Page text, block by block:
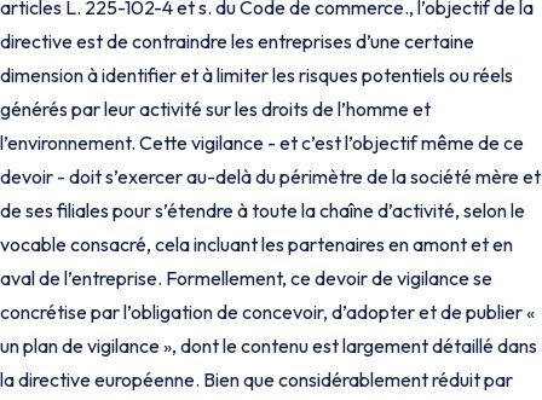
articles L. 225-102-4 et s. du Code de commerce., l’objectif de la
directive est de contraindre les entreprises d’une certaine
dimension à identifier et à limiter les risques potentiels ou réels
générés par leur activité sur les droits de l’homme et
l’environnement. Cette vigilance - et c’est l’objectif même de ce
devoir - doit s’exercer au-delà du périmètre de la société mère et
de ses filiales pour s’étendre à toute la chaîne d’activité, selon le
vocable consacré, cela incluant les partenaires en amont et en
aval de l’entreprise. Formellement, ce devoir de vigilance se
concrétise par l’obligation de concevoir, d’adopter et de publier «
un plan de vigilance », dont le contenu est largement détaillé dans
la directive européenne. Bien que considérablement réduit par